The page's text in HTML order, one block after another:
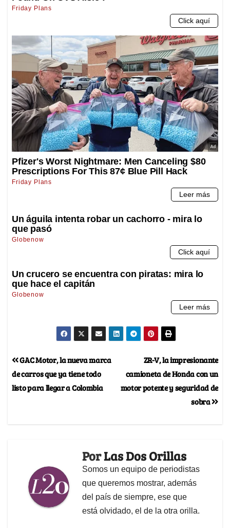
ZR-V, la impresionante
camioneta de Honda con un
motor potente y seguridad de
sobra
GAC Motor, la nueva marca
de carros que ya tiene todo
listo para llegar a Colombia
PorLas Dos Orillas
Somos un equipo de periodistas
que queremos mostrar, además
del país de siempre, ese que
está olvidado, el de la otra orilla.